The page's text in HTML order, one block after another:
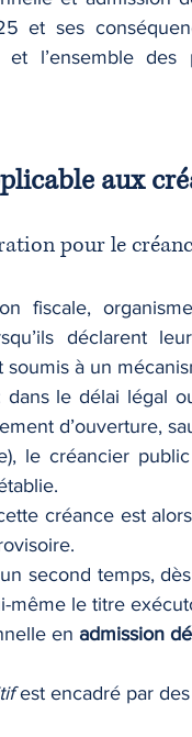
et ses
et l’ensemble
aux
pour le
fiscale,
déclarent
à un
dans le délai légal
d’ouverture,
le créancier
créance est
second temps,
même le titre
en admission
est encadré par